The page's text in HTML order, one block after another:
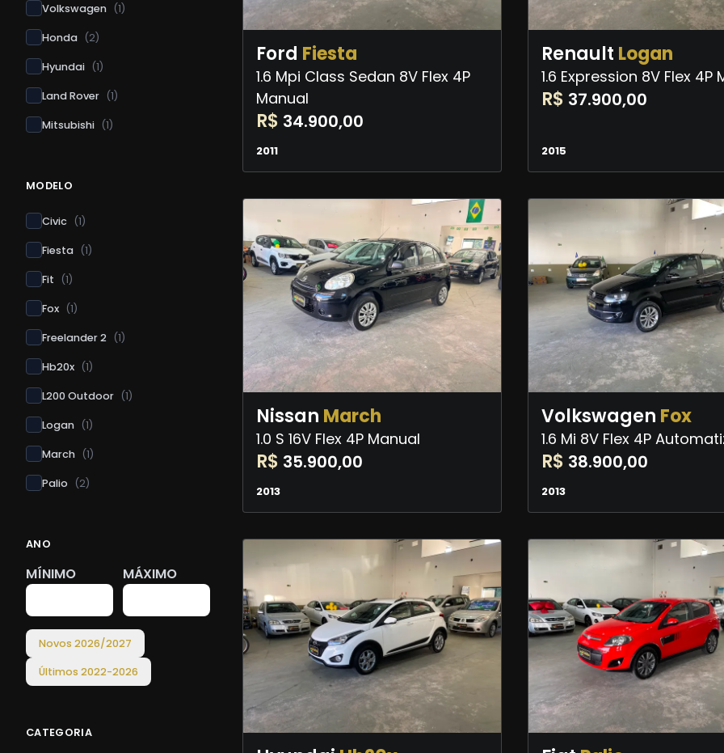
Volkswagen (1)
Honda (2)
Hyundai (1)
Land Rover (1)
Mitsubishi (1)
MODELO
Civic (1)
Fiesta (1)
Fit (1)
Fox (1)
Freelander 2 (1)
Hb20x (1)
L200 Outdoor (1)
Logan (1)
March (1)
Palio (2)
ANO
MÍNIMO MÁXIMO
Novos 2026/2027
Últimos 2022-2026
CATEGORIA
Ford Fiesta
1.6 Mpi Class Sedan 8V Flex 4P
Manual
R$ 34.900,00
2011
Renault Logan
1.6 Expression 8V Flex 4P
R$ 37.900,00
2015
Nissan March
1.0 S 16V Flex 4P Manual
R$ 35.900,00
2013
Volkswagen Fox
1.6 Mi 8V Flex 4P
R$ 38.900,00
2013